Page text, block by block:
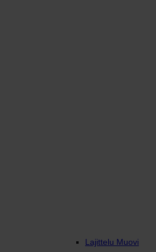
Lajittelu Muovi